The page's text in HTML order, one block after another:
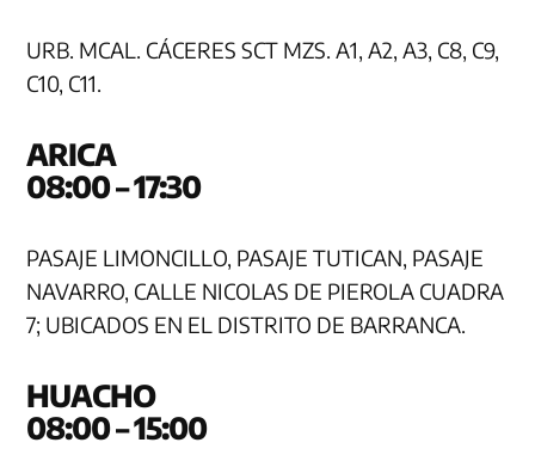
URB. MCAL. CÁCERES SCT MZS. A1, A2, A3, C8, C9,
C10, C11.
08:00 – 17:30
PASAJE LIMONCILLO, PASAJE TUTICAN, PASAJE
NAVARRO, CALLE NICOLAS DE PIEROLA CUADRA
7; UBICADOS EN EL DISTRITO DE BARRANCA.
08:00 – 15:00